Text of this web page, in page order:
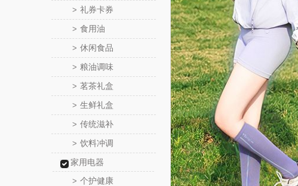
> 礼券卡券
> 食用油
> 休闲食品
> 粮油调味
> 茗茶礼盒
> 生鲜礼盒
> 传统滋补
> 饮料冲调
家用电器
> 个护健康